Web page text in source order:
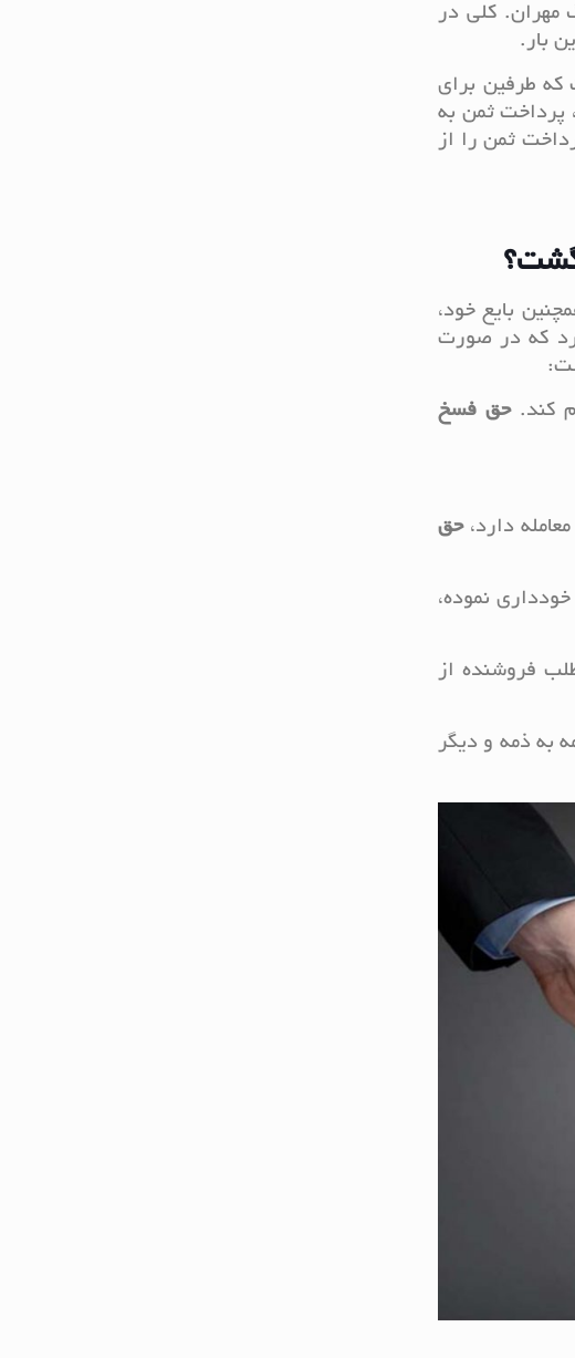
مهران. کلی در
بار.
که طرفین برای
پرداخت ثمن به
ثمن را از
بایع خود،
که در صورت
کند.حق فسخ
دارد،حق
نموده،
طلب فروشنده از
به ذمه و دیگر